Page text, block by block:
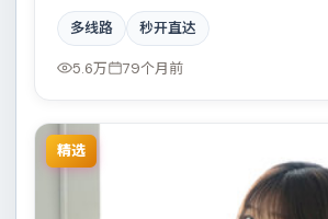
斯、木村拓哉、杨幂共同撑起复杂人物
的对峙与谈判扣人心弦。
多线路 秒开直达
5.6万 79个月前
精选